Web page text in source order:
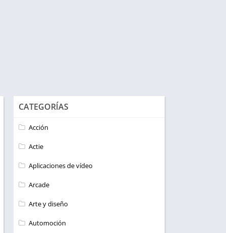
CATEGORÍAS
Acción
Actie
Aplicaciones de vídeo
Arcade
Arte y diseño
Automoción